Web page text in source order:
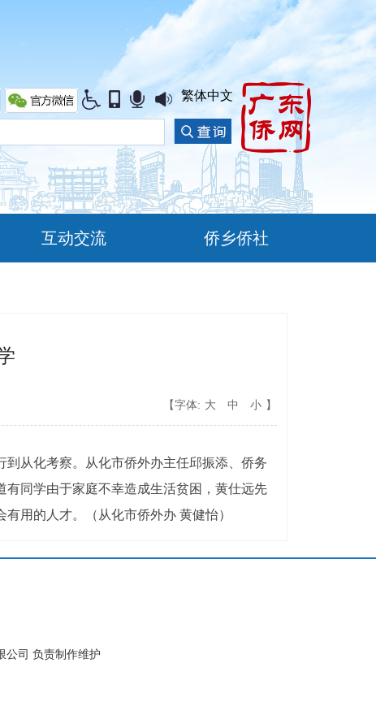
繁体中文
互动交流 侨乡侨社
【字体: 大 中 小 】
从化考察。从化市侨外办主任邱振添、侨务
同学由于家庭不幸造成生活贫困，黄仕远先
用的人才。（从化市侨外办 黄健怡）
公司 负责制作维护